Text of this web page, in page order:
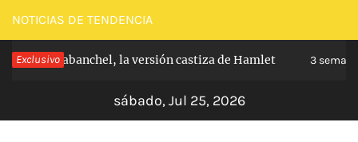
Saltar
al
contenido
NOTICIAS DE TENDENCIA
Exclusivo
de Carabanchel, la versión castiza de Hamlet 3
sábado, Jul 25, 2026